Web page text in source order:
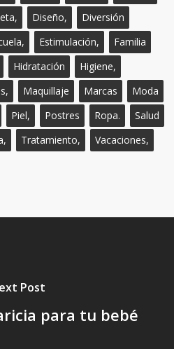
Diseño,
Diversión
Estimulación,
Familia
Hidratación
Higiene,
Maquillaje Marcas
Moda
Piel, Postres Ropa.
Salud
Tratamiento,
Vacaciones,
Post
para tu bebé